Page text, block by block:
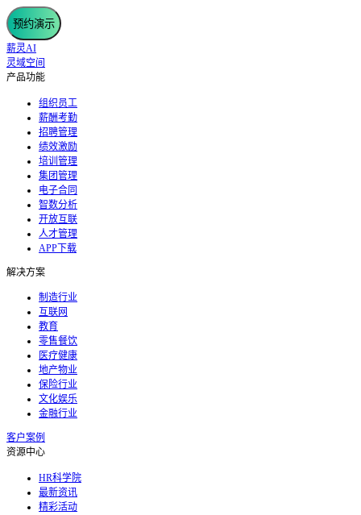
预约演示
薪灵AI
灵域空间
产品功能
组织员工
薪酬考勤
招聘管理
绩效激励
培训管理
集团管理
电子合同
智数分析
开放互联
人才管理
APP下载
解决方案
制造行业
互联网
教育
零售餐饮
医疗健康
地产物业
保险行业
文化娱乐
金融行业
客户案例
资源中心
HR科学院
最新资讯
精彩活动